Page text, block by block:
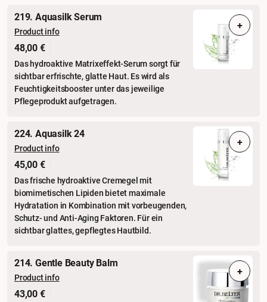
219. Aquasilk Serum
Product info
48,00 €
Das hydroaktive Matrixeffekt-Serum sorgt für
sichtbar erfrischte, glatte Haut. Es wird als
Feuchtigkeitsbooster unter das jeweilige
Pflegeprodukt aufgetragen.
+
224. Aquasilk 24
Product info
45,00 €
Das frische hydroaktive Cremegel mit
biomimetischen Lipiden bietet maximale
Hydratation in Kombination mit vorbeugenden,
Schutz- und Anti-Aging Faktoren. Für ein
sichtbar glattes, gepflegtes Hautbild.
+
214. Gentle Beauty Balm
Product info
43,00 €
+